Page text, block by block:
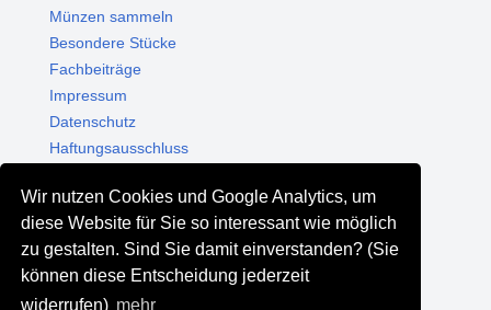
Wir nutzen Cookies und Google Analytics, um
diese Website für Sie so interessant wie möglich
zu gestalten. Sind Sie damit einverstanden? (Sie
können diese Entscheidung jederzeit
widerrufen) mehr
Münzen sammeln
Besondere Stücke
Fachbeiträge
Impressum
Datenschutz
Haftungsausschluss
Shop - Online kaufen
Münzgalerie München
MGM Schmuck
MGM Pfand